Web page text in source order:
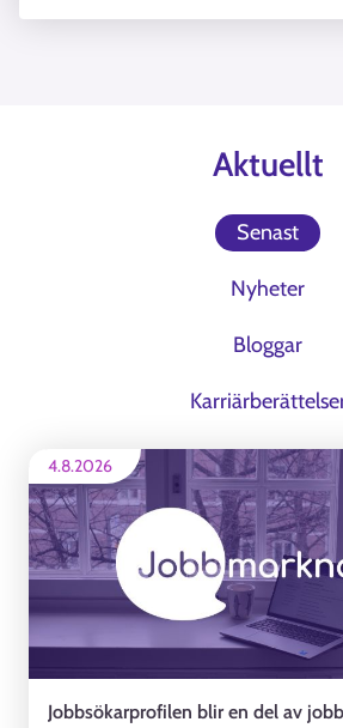
Aktuellt
Senast
Nyheter
Bloggar
4.8.2026
Jobbsökarprofilen blir en del av